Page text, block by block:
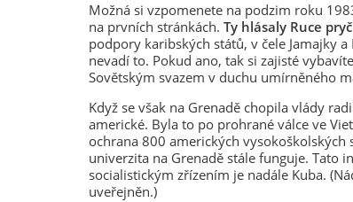
Možná si vzpomenete na podzim roku
na prvních stránkách.Ty hlásaly Ruce
podpory karibských států, v čele Jamajky
nevadí to. Pokud ano, tak si zajisté
Sovětským svazem v duchu umírněného
Když se však na Grenadě chopila vlády
americké. Byla to po prohrané válce ve
ochrana 800 amerických
univerzita na Grenadě stále funguje. Tato
socialistickým zřízením je nadále Kuba.
uveřejněn.)